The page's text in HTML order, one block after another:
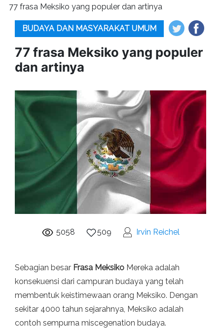
77 frasa Meksiko yang populer dan artinya
BUDAYA DAN MASYARAKAT UMUM
77 frasa Meksiko yang populer
dan artinya
5058 509 Irvin Reichel
Sebagian besar Frasa Meksiko Mereka adalah
konsekuensi dari campuran budaya yang telah
membentuk keistimewaan orang Meksiko. Dengan
sekitar 4000 tahun sejarahnya, Meksiko adalah
contoh sempurna miscegenation budaya.